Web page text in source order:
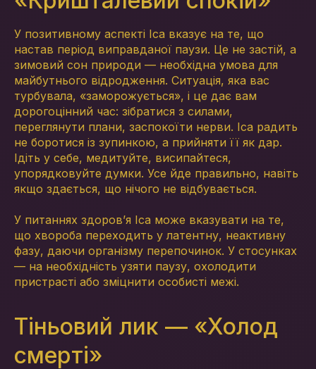
У позитивному аспекті Іса вказує на те, що
настав період виправданої паузи. Це не застій, а
зимовий сон природи — необхідна умова для
майбутнього відродження. Ситуація, яка вас
турбувала, «заморожується», і це дає вам
дорогоцінний час: зібратися з силами,
переглянути плани, заспокоїти нерви. Іса радить
не боротися із зупинкою, а прийняти її як дар.
Ідіть у себе, медитуйте, висипайтеся,
упорядковуйте думки. Усе йде правильно, навіть
якщо здається, що нічого не відбувається.
У питаннях здоров’я Іса може вказувати на те,
що хвороба переходить у латентну, неактивну
фазу, даючи організму перепочинок. У стосунках
— на необхідність узяти паузу, охолодити
пристрасті або зміцнити особисті межі.
Тіньовий лик — «Холод
смерті»